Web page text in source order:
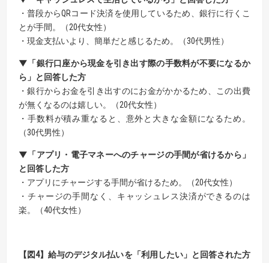
・普段からQRコード決済を使用しているため、銀行に行くこ
とが手間。（20代女性）
・現金支払いより、簡単だと感じるため。（30代男性）
▼「銀行口座から現金を引き出す際の手数料が不要になるか
ら」と回答した方
・銀行からお金を引き出すのにお金がかかるため、この出費
が無くなるのは嬉しい。（20代女性）
・手数料が積み重なると、意外と大きな金額になるため。
（30代男性）
▼「アプリ・電子マネーへのチャージの手間が省けるから」
と回答した方
・アプリにチャージする手間が省けるため。（20代女性）
・チャージの手間なく、キャッシュレス決済ができるのは
楽。（40代女性）
【 図4】給与のデジタル払いを「利用したい」と回答された方